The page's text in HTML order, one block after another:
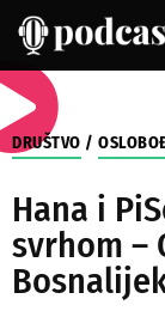
DRUŠTVO /
Hana i
svrhom –